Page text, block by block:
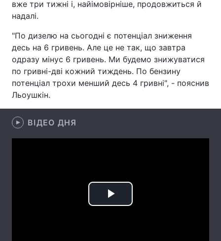
Зброя
Здоров'я Туризм
Цікавинки Погода
Екологія Регіони
Лонгріди
Відео з Youtube
вже три тижні і, найімовірніше, продовжиться й
надалі.
"По дизелю на сьогодні є потенціал зниження
десь на 6 гривень. Але це не так, що завтра
одразу мінус 6 гривень. Ми будемо знижуватися
по гривні-дві кожний тиждень. По бензину
потенціал трохи менший десь 4 гривні", - пояснив
Льоушкін.
ВІДЕО ДНЯ
Play